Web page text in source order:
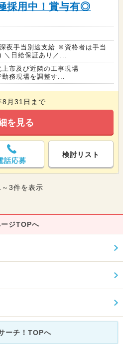
採用中！賞与有◎
夜手当別途支給 ※資格者は手当
日給保証あり／...
上市及び近隣の工事現場
務現場を調整す...
8月31日まで
を見る
話応募
検討リスト
～3件を表示
ジTOPへ
ーチ！TOPへ